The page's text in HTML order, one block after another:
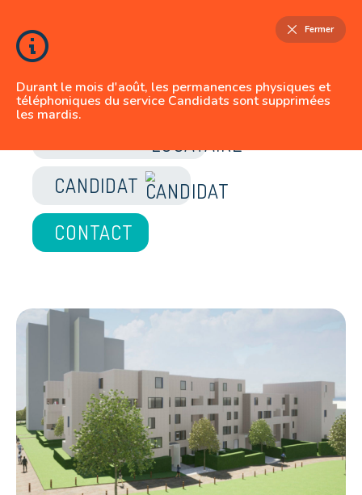
Durant le mois d'août, les permanences physiques et
téléphoniques du service Candidats sont supprimées
les mardis.
Fermer
JE SUIS
LOCATAIRE
CANDIDAT